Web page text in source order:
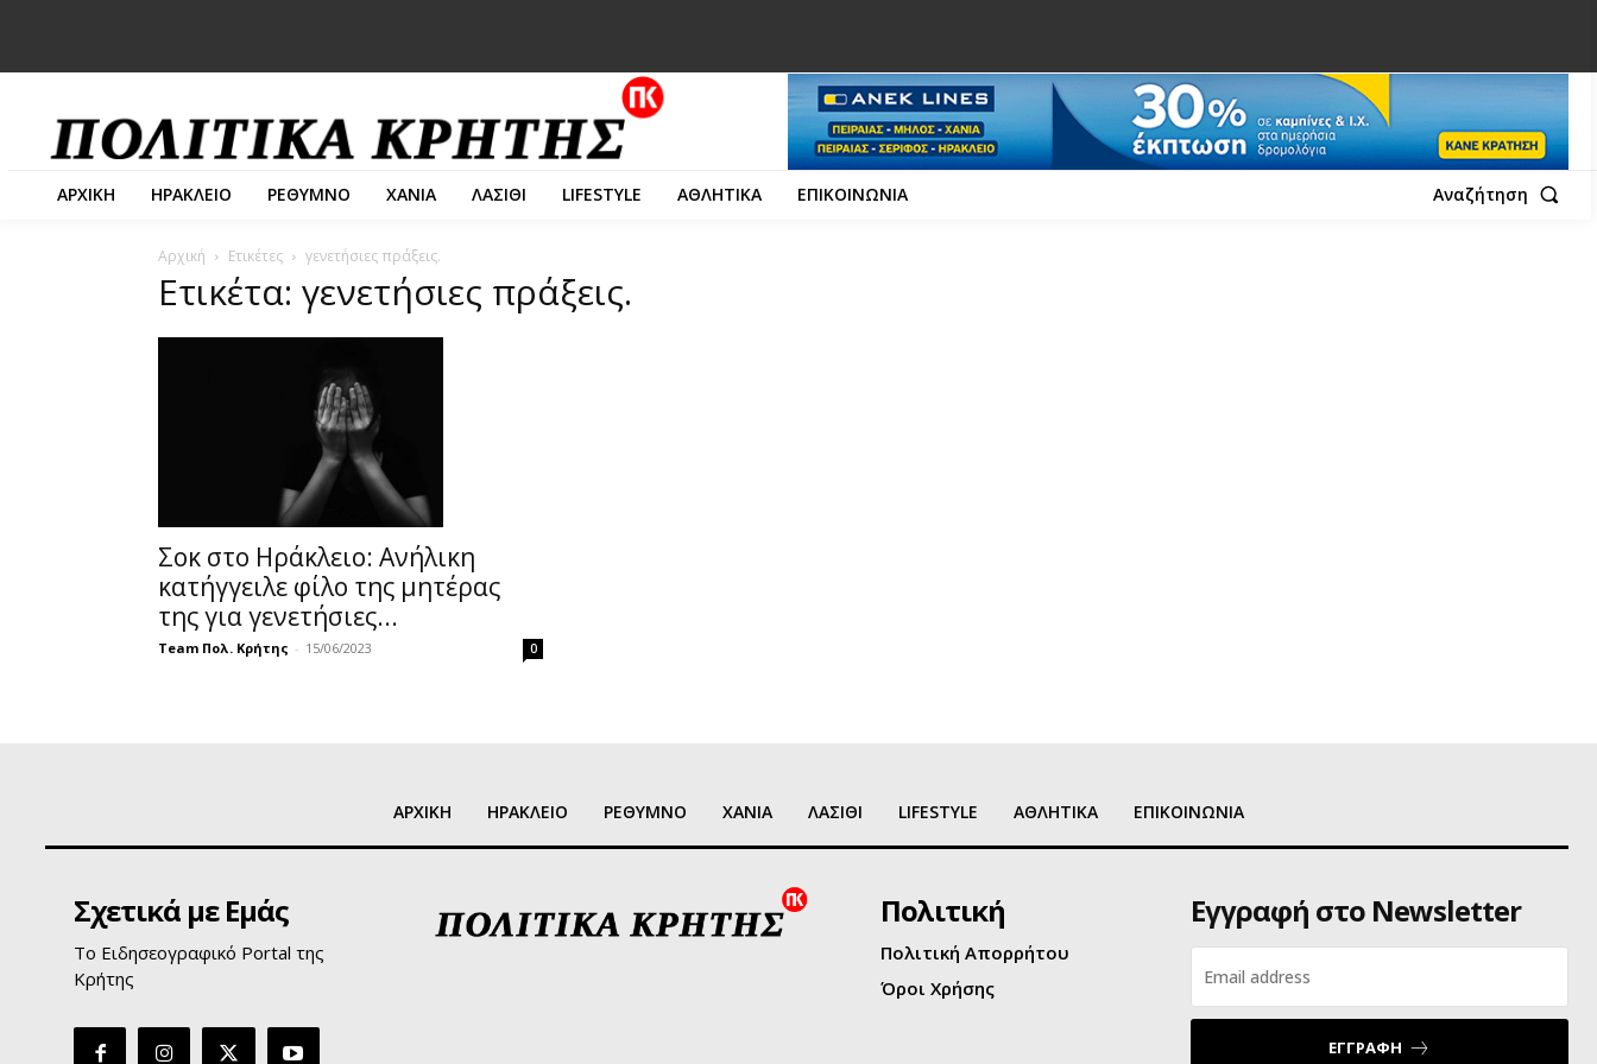
ΑΡΧΙΚΗ ΗΡΑΚΛΕΙΟ ΡΕΘΥΜΝΟ ΧΑΝΙΑ ΛΑΣΙΘΙ LIFESTYLE ΑΘΛΗΤΙΚΑ ΕΠΙΚΟΙΝΩΝΙΑ Αναζήτηση
Αρχική Ετικέτες γενετήσιες πράξεις.
Ετικέτα: γενετήσιες πράξεις.
Σοκ στο Ηράκλειο: Ανήλικη
κατήγγειλε φίλο της μητέρας
της για γενετήσιες...
Team Πολ. Κρήτης - 15/06/2023 0
ΑΡΧΙΚΗ ΗΡΑΚΛΕΙΟ ΡΕΘΥΜΝΟ ΧΑΝΙΑ ΛΑΣΙΘΙ LIFESTYLE ΑΘΛΗΤΙΚΑ ΕΠΙΚΟΙΝΩΝΙΑ
Σχετικά με Εμάς
Το Ειδησεογραφικό Portal της
Κρήτης
Πολιτική
Πολιτική Απορρήτου
Όροι Χρήσης
Εγγραφή στο Newsletter
ΕΓΓΡΑΦΗ